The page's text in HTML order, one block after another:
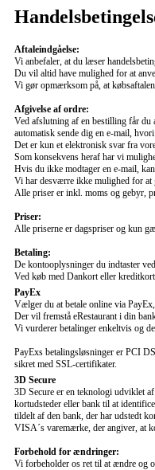
Aftaleindgåelse:
Vi anbefaler, at du læser
Du vil altid have mulighed for at
Vi gør opmærksom på, at
Afgivelse af ordre:
Ved afslutning af en bestilling får
automatisk sende dig en e-mail,
Det er kun et elektronisk svar fra
Som konsekvens heraf har vi
Hvis du ikke modtager en e-mail,
Vi har desværre ikke mulighed for at
Alle priser er inkl. moms og gebyr,
Priser:
Alle priserne er dagspriser og kun
Betaling:
De kontooplysninger du indtaster
Ved køb med Dankort eller
PayEx
Vælger du at betale online via
Der vil fremstå eRestaurant i din
Vi vurderer betalinger enkeltvis og
PayExs betalingsløsninger er PCI
sikret med SSL-certifikater.
3D Secure
3D Secure er en teknologi udviklet
kortudsteder eller bank til at
tildelt af den bank, der har udstedt
VISA´s varemærke, der angiver, at
Forbehold for ændringer:
Vi forbeholder os ret til at ændre og